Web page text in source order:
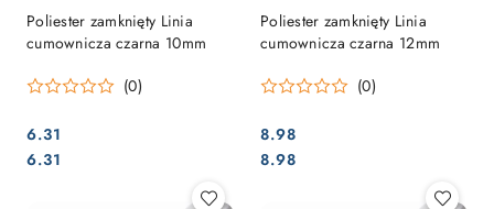
Poliester zamknięty Linia
cumownicza czarna 10mm
(0)
Cena:
6.31
Cena:
6.31
Poliester zamknięty Linia
cumownicza czarna 12mm
(0)
Cena:
8.98
Cena:
8.98